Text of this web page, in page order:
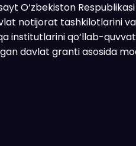
O‘zbekiston
notijorat tashkilotlarini
institutlarini qo‘llab-
davlat granti asosida